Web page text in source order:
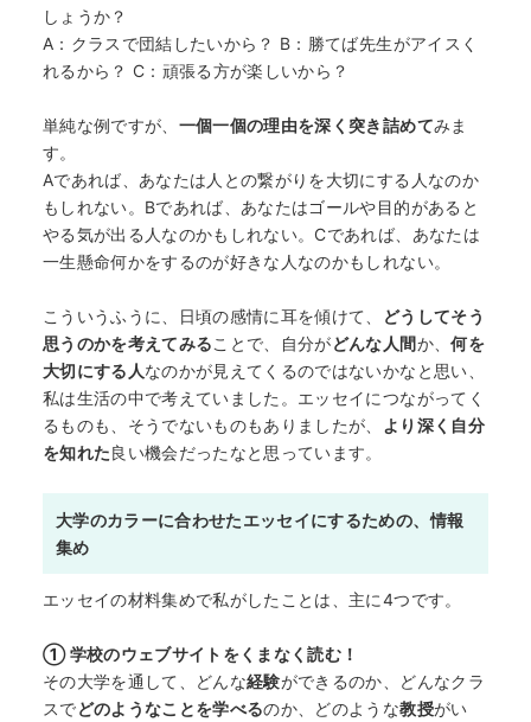
しょうか？
A：クラスで団結したいから？ B：勝てば先生がアイスく
れるから？ C：頑張る方が楽しいから？
単純な例ですが、 一個一個の理由を深く突き詰めてみま
す。
Aであれば、あなたは人との繋がりを大切にする人なのか
もしれない。Bであれば、あなたはゴールや目的があると
やる気が出る人なのかもしれない。Cであれば、あなたは
一生懸命何かをするのが好きな人なのかもしれない。
こういうふうに、日頃の感情に耳を傾けて、
どうしてそう
思うのかを考えてみることで、自分がどんな人間か、何を
大切にする人なのかが見えてくるのではないかなと思い、
私は生活の中で考えていました。エッセイにつながってく
るものも、そうでないものもありましたが、
より深く自分
を知れた良い機会だったなと思っています。
大学のカラーに合わせたエッセイにするための、情報
集め
エッセイの材料集めで私がしたことは、主に4つです。
① 学校のウェブサイトをくまなく読む！
その大学を通して、どんな経験ができるのか、どんなクラ
スでどのようなことを学べるのか、どのような教授がい